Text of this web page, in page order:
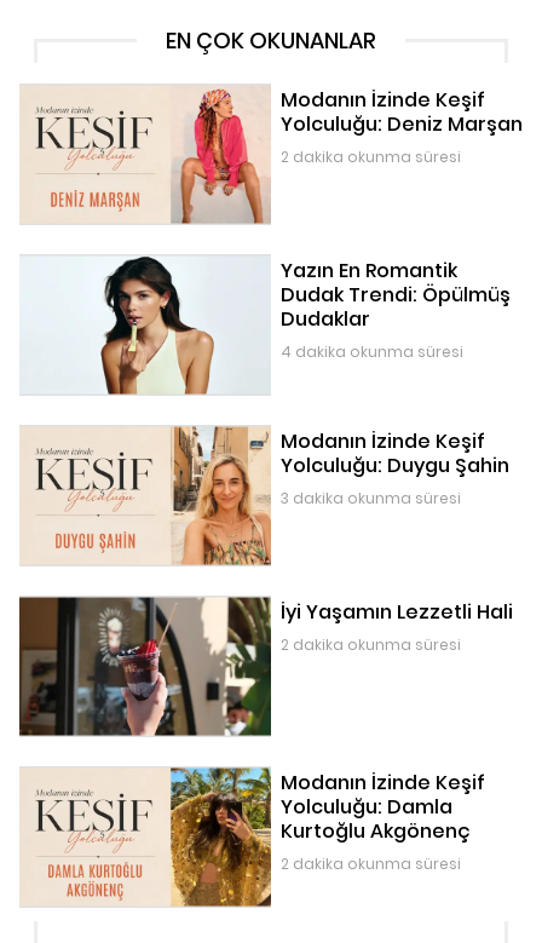
EN ÇOK OKUNANLAR
Modanın İzinde Keşif
Yolculuğu: Deniz Marşan
2 dakika okunma süresi
Yazın En Romantik
Dudak Trendi: Öpülmüş
Dudaklar
4 dakika okunma süresi
Modanın İzinde Keşif
Yolculuğu: Duygu Şahin
3 dakika okunma süresi
İyi Yaşamın Lezzetli Hali
2 dakika okunma süresi
Modanın İzinde Keşif
Yolculuğu: Damla
Kurtoğlu Akgönenç
2 dakika okunma süresi